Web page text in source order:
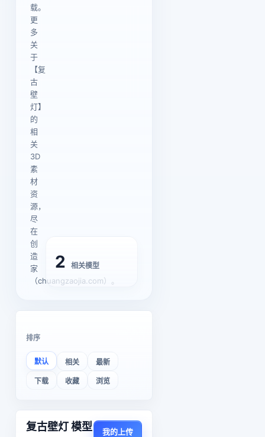
载。
更
多
关
于
【复
古
壁
灯】
的
相
关
3D
素
材
资
源，
尽
在
创
造
家
（chuangzaojia.com）。
2 相关模型
排序
默认 相关 最新
下载 收藏 浏览
复古壁灯 模型 我的上传